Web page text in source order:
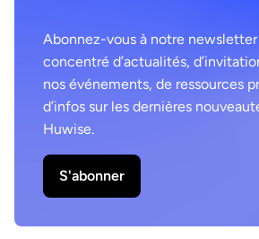
Abonnez-vous à notre
concentré d’actualités,
nos événements, de ressources
d’infos sur les dernières
Huwise.
S'abonner